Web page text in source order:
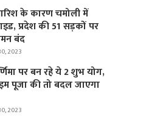
के कारण चमोली में
प्रदेश की 51 सड़कों पर
बंद
2023
पर बन रहे ये 2 शुभ योग,
पूजा की तो बदल जाएगा
2023